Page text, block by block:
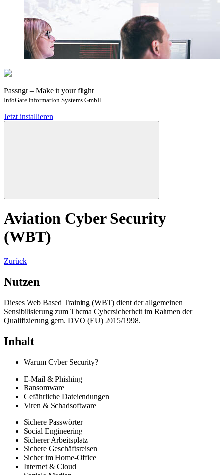
Passngr – Make it your flight
InfoGate Information Systems GmbH
Jetzt installieren
Aviation Cyber Security
(WBT)
Zurück
Nutzen
Dieses Web Based Training (WBT) dient der allgemeinen
Sensibilisierung zum Thema Cybersicherheit im Rahmen der
Qualifizierung gem. DVO (EU) 2015/1998.
Inhalt
Warum Cyber Security?
E-Mail & Phishing
Ransomware
Gefährliche Dateiendungen
Viren & Schadsoftware
Sichere Passwörter
Social Engineering
Sicherer Arbeitsplatz
Sichere Geschäftsreisen
Sicher im Home-Office
Internet & Cloud